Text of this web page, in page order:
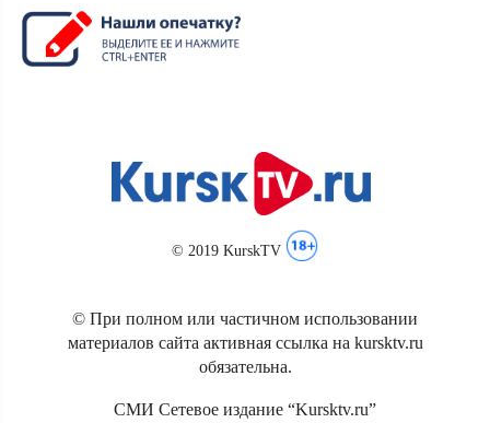
© 2019 KurskTV
© При полном или частичном использовании
материалов сайта активная ссылка на kursktv.ru
обязательна.
СМИ Сетевое издание “Kursktv.ru”